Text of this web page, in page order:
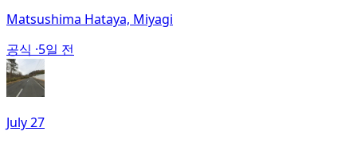
Matsushima Hataya, Miyagi
공식 ·5일 전
July 27